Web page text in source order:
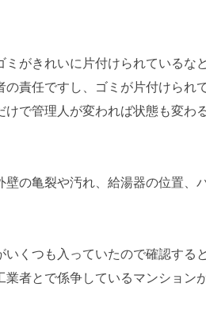
がきれいに片付けられているな
責任ですし、ゴミが片付けられ
で管理人が変われば状態も変わ
の亀裂や汚れ、給湯器の位置、
くつも入っていたので確認する
者とで係争しているマンション